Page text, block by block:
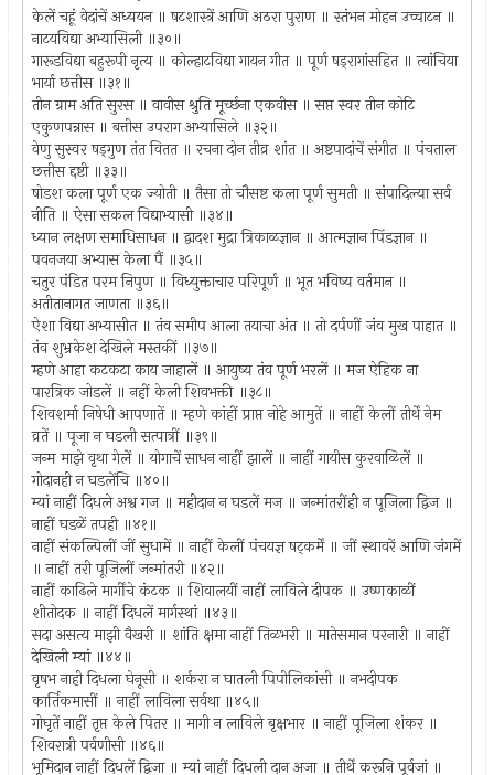
केलें चहूं वेदांचें अध्ययन ॥ षट‍शास्त्रें आणि अठरा पुराण ॥ स्तंभन मोहन उच्चाटन ॥
नाटयविद्या अभ्यासिली ॥३०॥
गारूडविद्या बहुरूपी नृत्य ॥ कोल्हाटविद्या गायन गीत ॥ पूर्ण षड्‍रागांसहित ॥ त्यांचिया
भार्या छत्तीस ॥३१॥
तीन ग्राम अति सुरस ॥ वावीस श्रुति मूर्च्छना एकवीस ॥ सप्त स्वर तीन कोटि
एकुणपन्नास ॥ बत्तीस उपराग अभ्यासिले ॥३२॥
वेणु सुस्वर षड्‍गुण तंत वितत ॥ रचना दोन तीव्र शांत ॥ अष्टपादांचें संगीत ॥ पंचताल
छत्तीस द्दष्टी ॥३३॥
षोडश कला पूर्ण एक ज्योती ॥ तैसा तो चौसष्ट कला पूर्ण सुमती ॥ संपादिल्या सर्व
नीति ॥ ऐसा सकल विद्याभ्यासी ॥३४॥
ध्यान लक्षण समाधिसाधन ॥ द्वादश मुद्रा त्रिकाळज्ञान ॥ आत्मज्ञान पिंडज्ञान ॥
पवनजया अभ्यास केला पैं ॥३५॥
चतुर पंडित परम निपुण ॥ विध्युक्ताचार परिपूर्ण ॥ भूत भविष्य वर्तमान ॥
अतीतानागत जाणता ॥३६॥
ऐशा विद्या अभ्यासीत ॥ तंव समीप आला तयाचा अंत ॥ तो दर्पणीं जंव मुख पाहात ॥
तंव शुभ्रकेश देखिले मस्तकीं ॥३७॥
म्हणे आहा कटकटा काय जाहालें ॥ आयुष्य तंव पूर्ण भरलें ॥ मज ऐहिक ना
पारत्रिक जोडलें ॥ नहीं केली शिवभक्ती ॥३८॥
शिवशर्मा निषेधी आपणातें ॥ म्हणे कांहीं प्राप्त नोहे आमुतें ॥ नाहीं केलीं तीर्थें नेम
व्रतें ॥ पूजा न घडली सत्पात्रीं ॥३९॥
जन्म माझे वृथा गेलें ॥ योगाचें साधन नाहीं झालें ॥ नाहीं गायीस कुरवाळिलें ॥
गोदानही न घडलेंचि ॥४०॥
म्यां नाहीं दिधले अश्व गज ॥ महीदान न घडलें मज ॥ जन्मांतरींही न पूजिला द्विज ॥
नाहीं घडळें तपही ॥४१॥
नाहीं संकल्पिलीं जीं सुधामें ॥ नाहीं केलीं पंचयज्ञ षट्‍कर्में ॥ जीं स्थावरें आणि जंगमें
॥ नाहीं तरी पूजिलीं जन्मांतरी ॥४२॥
नाहीं काढिले मार्गींचे कंटक ॥ शिवालयीं नाहीं लाविले दीपक ॥ उष्णकाळीं
शीतोदक ॥ नाहीं दिधलें मार्गस्थां ॥४३॥
सदा असत्य माझी वैखरी ॥ शांति क्षमा नाहीं तिळभरी ॥ मातेसमान परनारी ॥ नाहीं
देखिली म्यां ॥४४॥
वृषभ नाही दिधला घेनूसी ॥ शर्करा न घातली पिपीलिकांसी ॥ नभदीपक
कार्तिकमासीं ॥ नाहीं लाविला सर्वथा ॥४५॥
गोघृतें नाहीं तृप्त केले पितर ॥ मागी न लाविले बृक्षभार ॥ नाहीं पूजिला शंकर ॥
शिवरात्री पर्वणीसी ॥४६॥
भूमिदान नाहीं दिधलें द्विजा ॥ म्यां नाहीं दिधली दान अजा ॥ तीर्थें करूनि पूर्वजां ॥